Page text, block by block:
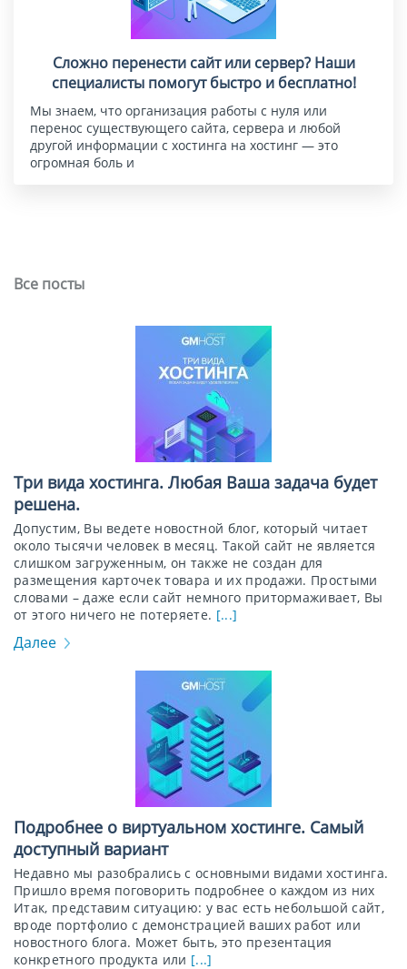
Сложно перенести сайт или сервер? Наши
специалисты помогут быстро и бесплатно!
Мы знаем, что организация работы с нуля или
перенос существующего сайта, сервера и любой
другой информации с хостинга на хостинг — это
огромная боль и
Все посты
Три вида хостинга. Любая Ваша задача будет
решена.
Допустим, Вы ведете новостной блог, который читает
около тысячи человек в месяц. Такой сайт не является
слишком загруженным, он также не создан для
размещения карточек товара и их продажи. Простыми
словами – даже если сайт немного притормаживает, Вы
от этого ничего не потеряете. [...]
Далее
Подробнее о виртуальном хостинге. Самый
доступный вариант
Недавно мы разобрались с основными видами хостинга.
Пришло время поговорить подробнее о каждом из них
Итак, представим ситуацию: у вас есть небольшой сайт,
вроде портфолио с демонстрацией ваших работ или
новостного блога. Может быть, это презентация
конкретного продукта или [...]